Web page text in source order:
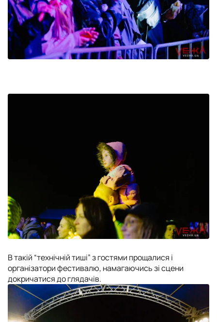
В такій “технічній тиші” з гостями прощалися і
організатори фестивалю, намагаючись зі сцени
докричатися до глядачів.